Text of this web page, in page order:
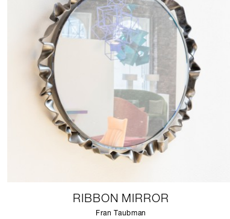
RIBBON MIRROR
Fran Taubman